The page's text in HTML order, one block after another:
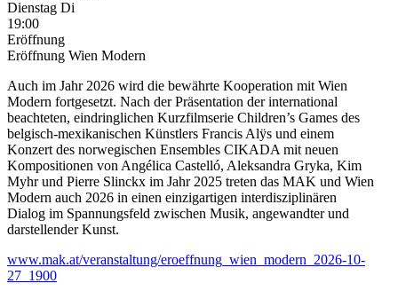
Dienstag Di
19:00
Eröffnung
Eröffnung Wien Modern
Auch im Jahr 2026 wird die bewährte Kooperation mit Wien
Modern fortgesetzt. Nach der Präsentation der international
beachteten, eindringlichen Kurzfilmserie Children’s Games des
belgisch-mexikanischen Künstlers Francis Alÿs und einem
Konzert des norwegischen Ensembles CIKADA mit neuen
Kompositionen von Angélica Castelló, Aleksandra Gryka, Kim
Myhr und Pierre Slinckx im Jahr 2025 treten das MAK und Wien
Modern auch 2026 in einen einzigartigen interdisziplinären
Dialog im Spannungsfeld zwischen Musik, angewandter und
darstellender Kunst.
www.mak.at/veranstaltung/eroeffnung_wien_modern_2026-10-
27_1900